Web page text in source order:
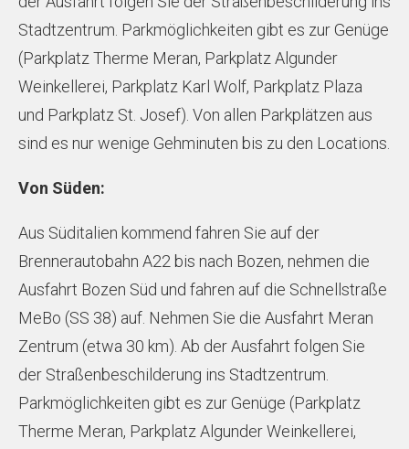
Stadtzentrum. Parkmöglichkeiten gibt es zur Genüge
(Parkplatz Therme Meran, Parkplatz Algunder
Weinkellerei, Parkplatz Karl Wolf, Parkplatz Plaza
und Parkplatz St. Josef). Von allen Parkplätzen aus
sind es nur wenige Gehminuten bis zu den Locations.
Von Süden:
Aus Süditalien kommend fahren Sie auf der
Brennerautobahn A22 bis nach Bozen, nehmen die
Ausfahrt Bozen Süd und fahren auf die Schnellstraße
MeBo (SS 38) auf. Nehmen Sie die Ausfahrt Meran
Zentrum (etwa 30 km). Ab der Ausfahrt folgen Sie
der Straßenbeschilderung ins Stadtzentrum.
Parkmöglichkeiten gibt es zur Genüge (Parkplatz
Therme Meran, Parkplatz Algunder Weinkellerei,